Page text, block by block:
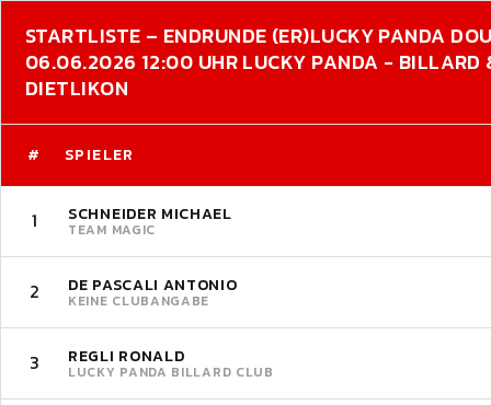
STARTLISTE – ENDRUNDE (ER)LUCKY PANDA
06.06.2026 12:00 UHR LUCKY PANDA - BILLARD
DIETLIKON
# SPIELER
1 SCHNEIDER MICHAEL
TEAM MAGIC
2 DE PASCALI ANTONIO
KEINE CLUBANGABE
3 REGLI RONALD
LUCKY PANDA BILLARD CLUB